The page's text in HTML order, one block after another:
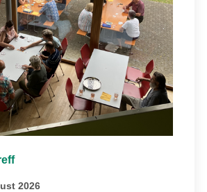
2026